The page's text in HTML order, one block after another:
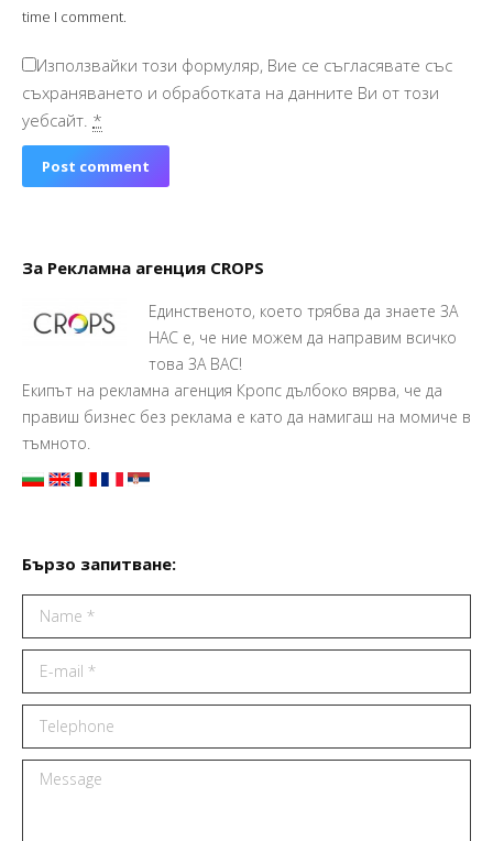
time I comment.
Използвайки този формуляр, Вие се съгласявате със
съхраняването и обработката на данните Ви от този
уебсайт. *
Post comment
За Рекламна агенция CROPS
Единственото, което трябва да знаете ЗА
НАС е, че ние можем да направим всичко
това ЗА ВАС!
Екипът на рекламна агенция Кропс дълбоко вярва, че да
правиш бизнес без реклама е като да намигаш на момиче в
тъмното.
Бързо запитване:
Name *
E-mail *
Telephone
Message